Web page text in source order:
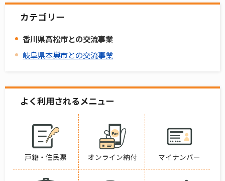
カテゴリー
香川県高松市との交流事業
岐阜県本巣市との交流事業
よく利用されるメニュー
戸籍・住民票 オンライン納付 マイナンバー